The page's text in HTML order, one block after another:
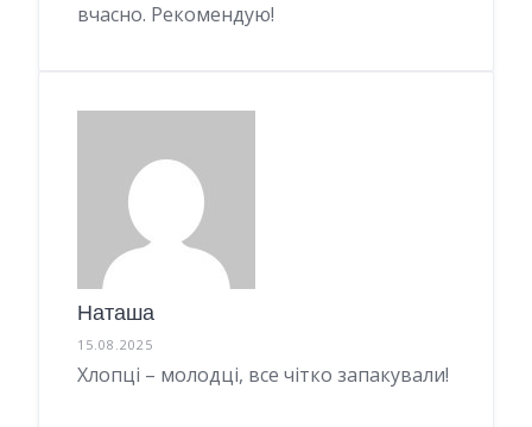
вчасно. Рекомендую!
Наташа
15.08.2025
Хлопці – молодці, все чітко запакували!